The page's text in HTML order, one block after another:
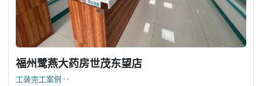
福州鹭燕大药房世茂东望店
工装完工案例 · ·